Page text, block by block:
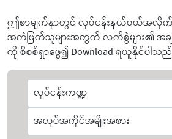
ဤစာမျက်နှာတွင် လုပ်ငန်းနယ်ပယ်အလိုက်
အကဲဖြတ်သူများအတွက် လက်စွဲများ၏
ကို စိစစ်ရှာဖွေ၍ Download ရယူနိုင်ပါသ